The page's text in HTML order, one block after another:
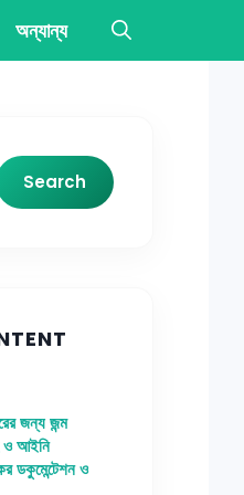
অন্যান্য
Search
জন্য জন্ম
ও আইনি
ডকুমেন্টেশন ও